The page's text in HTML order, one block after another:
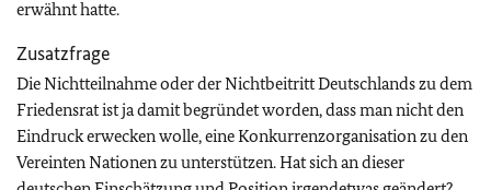
erwähnt hatte.
Zusatzfrage
Die Nichtteilnahme oder der Nichtbeitritt Deutschlands zu dem
Friedensrat ist ja damit begründet worden, dass man nicht den
Eindruck erwecken wolle, eine Konkurrenzorganisation zu den
Vereinten Nationen zu unterstützen. Hat sich an dieser